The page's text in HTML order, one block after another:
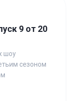
9 от 20
шоу
сезоном